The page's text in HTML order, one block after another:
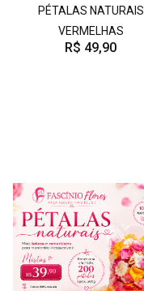
PÉTALAS NATURAIS
VERMELHAS
R$ 49,90